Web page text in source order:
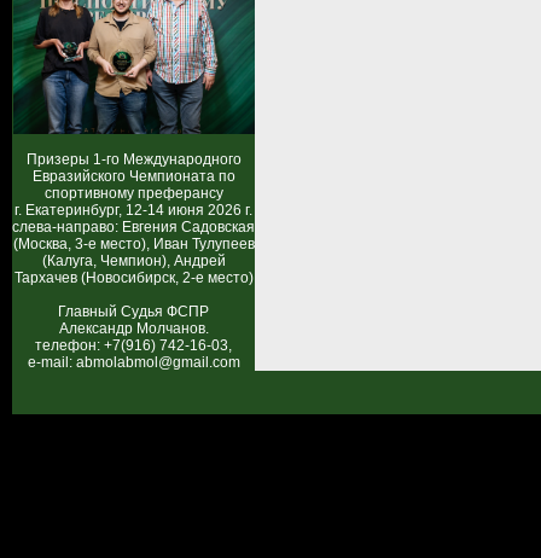
Призеры 1-го Международного
Евразийского Чемпионата по
спортивному преферансу
г. Екатеринбург, 12-14 июня 2026 г.
слева-направо: Евгения Садовская
(Москва, 3-е место), Иван Тулупеев
(Калуга, Чемпион), Андрей
Тархачев (Новосибирск, 2-е место)
Главный Судья ФСПР
Александр Молчанов.
телефон: +7(916) 742-16-03,
e-mail: abmolabmol@gmail.com